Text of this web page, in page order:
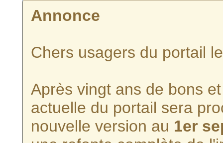
Annonce
Chers usagers du portail
Après vingt ans de bons
actuelle du portail sera
nouvelle version au 1er